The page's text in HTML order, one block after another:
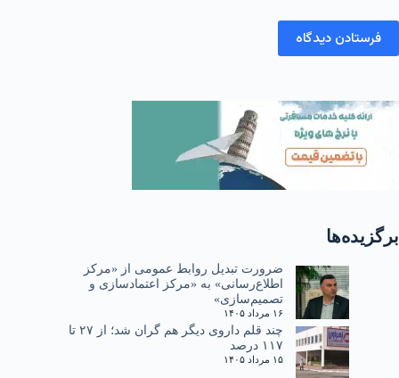
فرستادن دیدگاه
برگزیده‌ها
ضرورت تبدیل روابط عمومی از «مرکز
اطلاع‌رسانی» به «مرکز اعتمادسازی و
تصمیم‌سازی»
۱۶ مرداد ۱۴۰۵
چند قلم داروی دیگر هم گران شد؛ از ۲۷ تا
۱۱۷ درصد
۱۵ مرداد ۱۴۰۵